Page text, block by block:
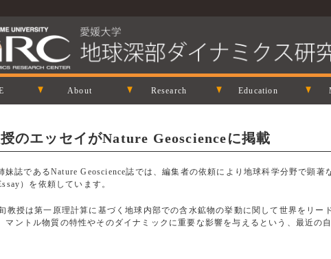
About Research Education
のエッセイがNature Geoscienceに掲載
誌であるNature Geoscience誌では、編集者の依頼により地球科学分野で顕著
）を依頼しています。
教授は第一原理計算に基づく地球内部での含水鉱物の挙動に関して世界をリー
マントル物質の特性やそのダイナミックに重要な影響を与えるという、最近の